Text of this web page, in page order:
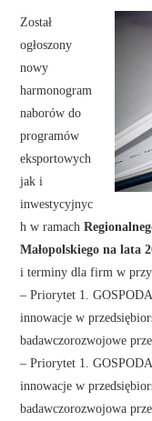
Został
ogłoszony
nowy
harmonogram
naborów do
programów
eksportowych
jak i
inwestycyjnyc
h w ramach
Małopolskiego na lata
i terminy dla firm w
– Priorytet 1.
innowacje w
badawczorozwojowe
– Priorytet 1.
innowacje w
badawczorozwojowa